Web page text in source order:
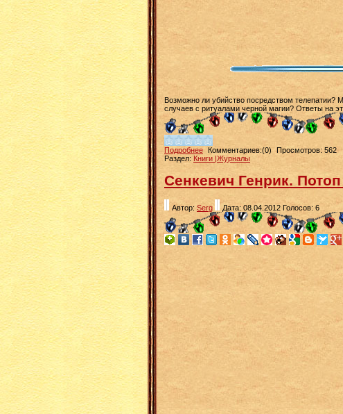
Возможно ли убийство посредством телепатии?
случаев с ритуалами черной магии? Ответы на
Подробнее Комментариев:(0)
Просмотров: 562
Раздел: Книги |Журналы
Сенкевич Генрик.
Автор: Serg Дата: 08.04.2012 Голосов: 6